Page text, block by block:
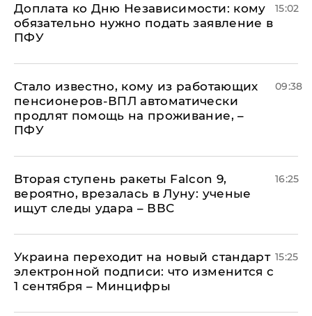
Доплата ко Дню Независимости: кому
обязательно нужно подать заявление в
ПФУ
15:02
Стало известно, кому из работающих
пенсионеров-ВПЛ автоматически
продлят помощь на проживание, –
ПФУ
09:38
Вторая ступень ракеты Falcon 9,
вероятно, врезалась в Луну: ученые
ищут следы удара – ВВС
16:25
Украина переходит на новый стандарт
электронной подписи: что изменится с
1 сентября – Минцифры
15:25